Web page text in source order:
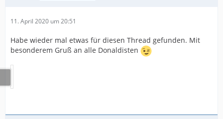
11. April 2020 um 20:51
Habe wieder mal etwas für diesen Thread gefunden. Mit
besonderem Gruß an alle Donaldisten